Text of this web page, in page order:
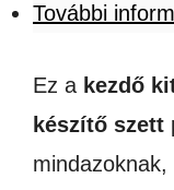
További
Ez a kezdő
készítő szett